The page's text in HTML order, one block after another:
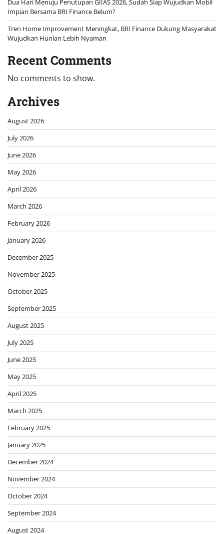
Dua Hari Menuju Penutupan GIIAS 2026, Sudah Siap Wujudkan Mobil
Impian Bersama BRI Finance Belum?
Tren Home Improvement Meningkat, BRI Finance Dukung Masyarakat
Wujudkan Hunian Lebih Nyaman
Recent Comments
No comments to show.
Archives
August 2026
July 2026
June 2026
May 2026
April 2026
March 2026
February 2026
January 2026
December 2025
November 2025
October 2025
September 2025
August 2025
July 2025
June 2025
May 2025
April 2025
March 2025
February 2025
January 2025
December 2024
November 2024
October 2024
September 2024
August 2024